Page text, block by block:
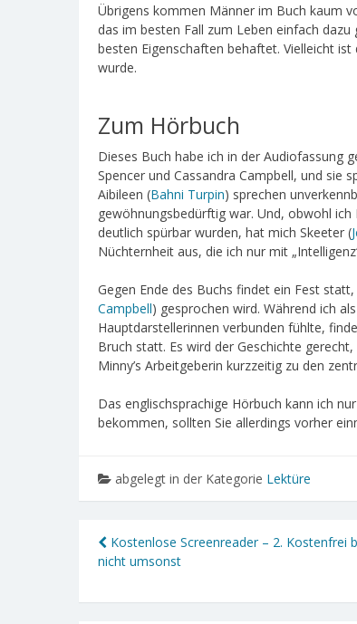
Übrigens kommen Männer im Buch kaum
das im besten Fall zum Leben einfach
besten Eigenschaften behaftet. Vielleicht
wurde.
Zum Hörbuch
Dieses Buch habe ich in der Audiofassung
Spencer und Cassandra Campbell, und sie
Aibileen (Bahni Turpin) sprechen
gewöhnungsbedürftig war. Und, obwohl
deutlich spürbar wurden, hat mich Skeeter (
Nüchternheit aus, die ich nur mit
Gegen Ende des Buchs findet ein Fest
Campbell) gesprochen wird. Während ich
Hauptdarstellerinnen verbunden fühlte,
Bruch statt. Es wird der Geschichte
Minny’s Arbeitgeberin kurzzeitig zu den
Das englischsprachige Hörbuch kann ich
bekommen, sollten Sie allerdings vorher
abgelegt in der Kategorie Lektüre
Kostenlose Screenreader – 2. Kostenfrei
nicht umsonst